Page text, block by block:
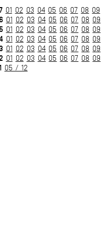
01 02 03 04 05 06 07 08 09
01 02 03 04 05 06 07 08 09
01 02 03 04 05 06 07 08 09
01 02 03 04 05 06 07 08 09
01 02 03 04 05 06 07 08 09
01 02 03 04 05 06 07 08 09
05 / 12